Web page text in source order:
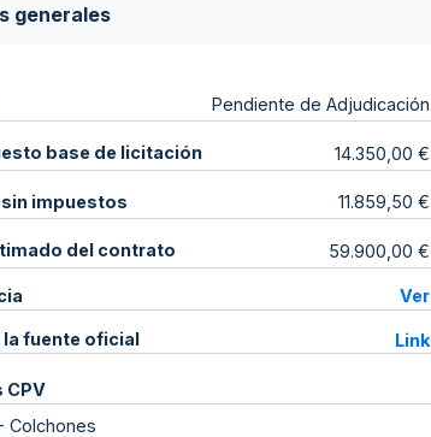
generales
Pendiente de Adjudicación
base de licitación 14.350,00 €
impuestos 11.859,50 €
del contrato 59.900,00 €
Ver
la fuente oficial Link
CPV
Colchones